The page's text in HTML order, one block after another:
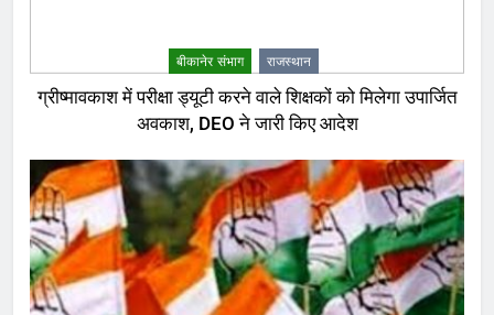
बीकानेर संभाग राजस्थान
ग्रीष्मावकाश में परीक्षा ड्यूटी करने वाले शिक्षकों को मिलेगा उपार्जित
अवकाश, DEO ने जारी किए आदेश